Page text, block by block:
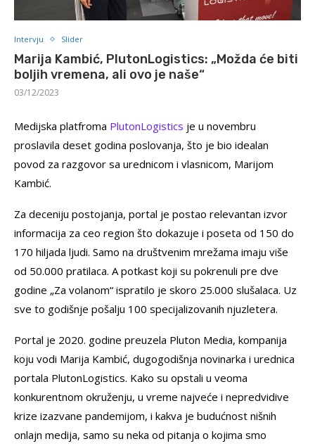
Intervju Slider
Marija Kambić, PlutonLogistics: „Možda će biti
boljih vremena, ali ovo je naše“
03/12/2023
Medijska platfroma PlutonLogistics je u novembru
proslavila deset godina poslovanja, što je bio idealan
povod za razgovor sa urednicom i vlasnicom, Marijom
Kambić.
Za deceniju postojanja, portal je postao relevantan izvor
informacija za ceo region što dokazuje i poseta od 150 do
170 hiljada ljudi. Samo na društvenim mrežama imaju više
od 50.000 pratilaca. A potkast koji su pokrenuli pre dve
godine „Za volanom“ ispratilo je skoro 25.000 slušalaca. Uz
sve to godišnje pošalju 100 specijalizovanih njuzletera.
Portal je 2020. godine preuzela Pluton Media, kompanija
koju vodi Marija Kambić, dugogodišnja novinarka i urednica
portala PlutonLogistics. Kako su opstali u veoma
konkurentnom okruženju, u vreme najveće i nepredvidive
krize izazvane pandemijom, i kakva je budućnost nišnih
onlajn medija, samo su neka od pitanja o kojima smo